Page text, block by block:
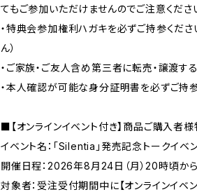
てもご参加いただけませんのでご注意くださ
・特典会参加権利ハガキを必ずご持参くださ
ん）
・ご家族・ご友人含め第三者に転売・譲渡す
・本人確認が可能な身分証明書を必ずご持参
■【オンラインイベント付き】商品ご購入
イベント名：「Silentia」発売記念トークイベ
開催日程：2026年8月24日（月）20時頃か
対象者：受注受付期間中に【オンラインイベン